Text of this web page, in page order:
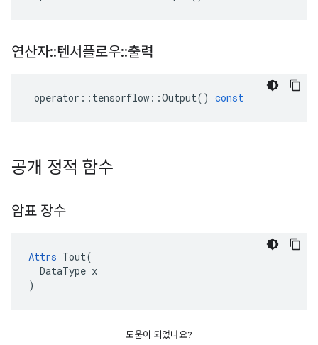
연산자::텐서플로우::출력
operator :: tensorflow ::Output() const
공개 정적 함수
암표 장수
Attrs Tout(
  DataType x
)
도움이 되었나요?